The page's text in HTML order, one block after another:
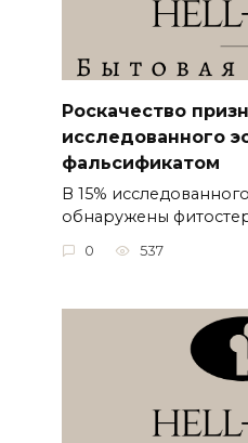
Роскачество
исследованного
фальсификатом
В 15%
обнаружены
0 537